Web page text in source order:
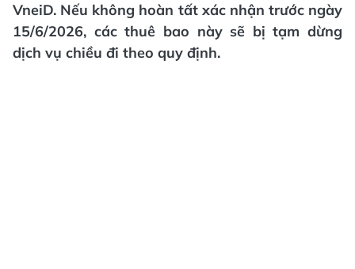
VneiD. Nếu không hoàn tất xác nhận trước ngày
15/6/2026, các thuê bao này sẽ bị tạm dừng
dịch vụ chiều đi theo quy định.